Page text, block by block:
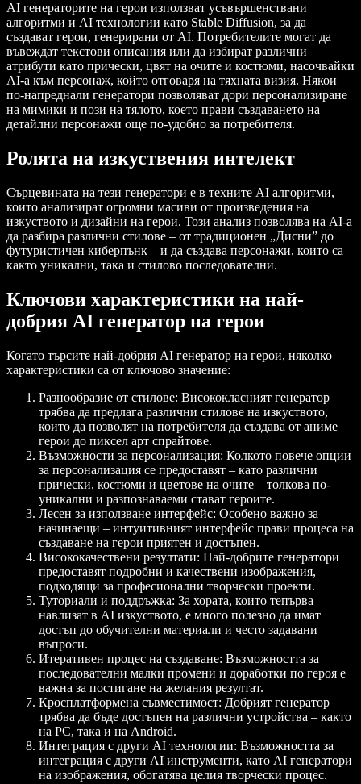
AI генераторите на герои използват усъвършенствани
алгоритми и AI технологии като Stable Diffusion, за да
създават герои, генерирани от AI. Потребителите могат да
въвеждат текстови описания или да избират различни
атрибути като прически, цвят на очите и костюми, насочвайки
AI-а към персонаж, който отговаря на тяхната визия. Някои
по-напреднали генератори позволяват дори персонализиране
на мимики и пози на тялото, което прави създаването на
детайлни персонажи още по-удобно за потребителя.
Ролята на изкуствения интелект
Сърцевината на тези генератори е в техните AI алгоритми,
които анализират огромни масиви от произведения на
изкуството и дизайни на герои. Този анализ позволява на AI-а
да разбира различни стилове – от традиционен „Дисни” до
футуристичен киберпънк – и да създава персонажи, които са
както уникални, така и стилово последователни.
Ключови характеристики на най-
добрия AI генератор на герои
Когато търсите най-добрия AI генератор на герои, няколко
характеристики са от ключово значение:
Разнообразие от стилове: Висококласният генератор
трябва да предлага различни стилове на изкуството,
които да позволят на потребителя да създава от аниме
герои до пиксел арт спрайтове.
Възможности за персонализация: Колкото повече опции
за персонализация се предоставят – като различни
прически, костюми и цветове на очите – толкова по-
уникални и разпознаваеми стават героите.
Лесен за използване интерфейс: Особено важно за
начинаещи – интуитивният интерфейс прави процеса на
създаване на герои приятен и достъпен.
Висококачествени резултати: Най-добрите генератори
предоставят подробни и качествени изображения,
подходящи за професионални творчески проекти.
Туториали и поддръжка: За хората, които тепърва
навлизат в AI изкуството, е много полезно да имат
достъп до обучителни материали и често задавани
въпроси.
Итеративен процес на създаване: Възможността за
последователни малки промени и доработки по героя е
важна за постигане на желания резултат.
Кросплатформена съвместимост: Добрият генератор
трябва да бъде достъпен на различни устройства – както
на PC, така и на Android.
Интеграция с други AI технологии: Възможността за
интеграция с други AI инструменти, като AI генератори
на изображения, обогатява целия творчески процес.